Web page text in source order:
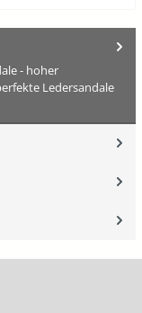
- hoher
Ledersandale